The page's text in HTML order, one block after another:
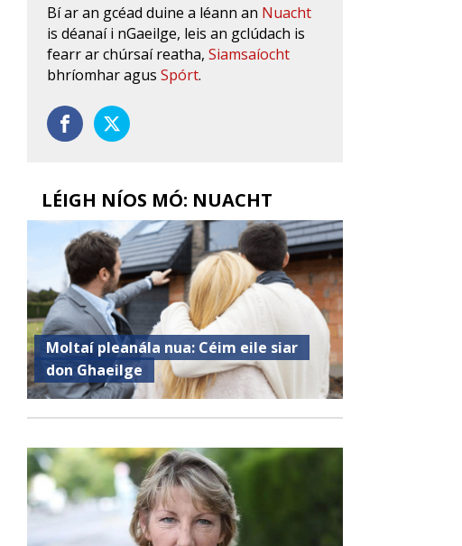
Bí ar an gcéad duine a léann an Nuacht
is déanaí i nGaeilge, leis an gclúdach is
fearr ar chúrsaí reatha,Siamsaíocht
bhríomhar agusSpórt.
LÉIGH NÍOS MÓ: NUACHT
Moltaí pleanála nua: Céim eile siar
don Ghaeilge